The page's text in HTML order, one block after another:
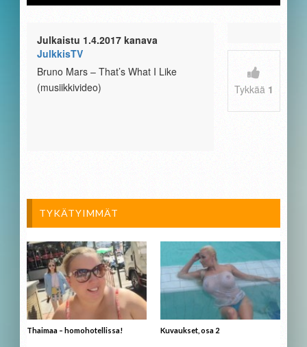
Julkaistu 1.4.2017 kanava
JulkkisTV
Bruno Mars – That’s What I Like
(musiikkivideo)
Tykkää 1
TYKÄTYIMMÄT
Thaimaa – homohotellissa! Kuvaukset, osa 2